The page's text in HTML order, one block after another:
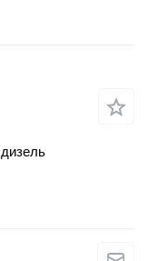
дизель